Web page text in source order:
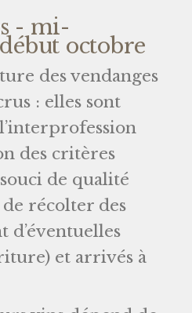
- mi-
octobre
des vendanges
: elles sont
des critères
de qualité
récolter des
d’éventuelles
et arrivés à